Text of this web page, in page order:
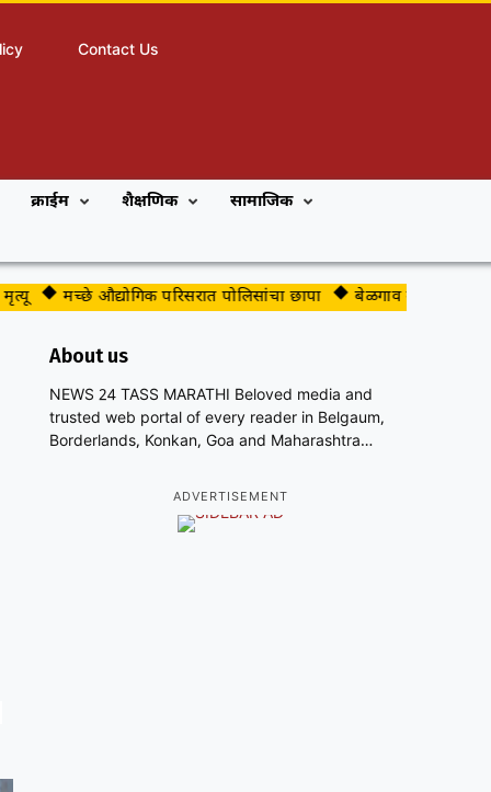
Contact Us
क्राईम शैक्षणिक सामाजिक
मच्छे औद्योगिक परिसरात पोलिसांचा छापा बेळगाव महापालिकेच्या
About us
NEWS 24 TASS MARATHI Beloved media and
trusted web portal of every reader in Belgaum,
Borderlands, Konkan, Goa and Maharashtra…
ADVERTISEMENT